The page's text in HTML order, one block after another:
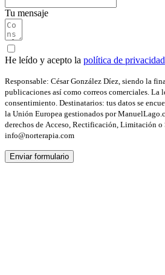
Tu mensaje
He leído y acepto la política de privacidad
Responsable: César González Díez, siendo la
publicaciones así como correos comerciales. La
consentimiento. Destinatarios: tus datos se
la Unión Europea gestionados por
derechos de Acceso, Rectificación, Limitación o
info@norterapia.com
Enviar formulario